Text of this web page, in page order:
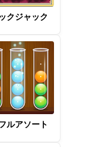
クジャック
ルアソート